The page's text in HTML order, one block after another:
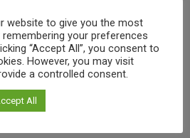
website to give you the most
your preferences
“Accept All”, you consent to
However, you may visit
a controlled consent.
All